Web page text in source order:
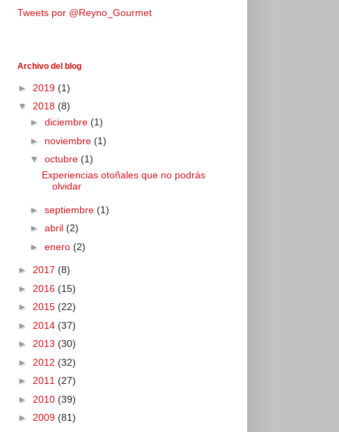
Tweets por @Reyno_Gourmet
Archivo del blog
► 2019 (1)
▼ 2018 (8)
► diciembre (1)
► noviembre (1)
▼ octubre (1)
Experiencias otoñales que no podrás
olvidar
► septiembre (1)
► abril (2)
► enero (2)
► 2017 (8)
► 2016 (15)
► 2015 (22)
► 2014 (37)
► 2013 (30)
► 2012 (32)
► 2011 (27)
► 2010 (39)
► 2009 (81)